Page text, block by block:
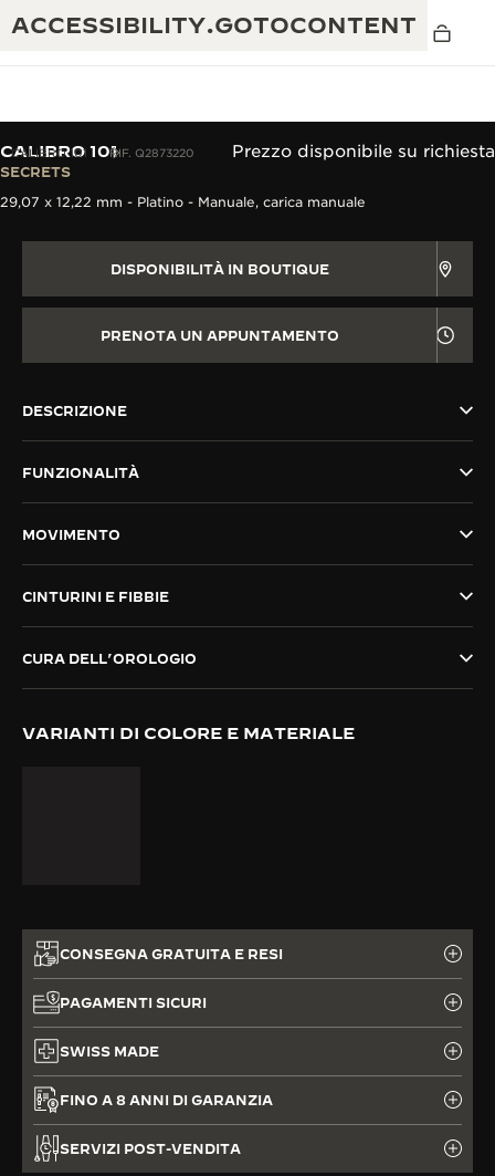
ACCESSIBILITY.GOTOCONTENT
GARANZIA JAEGER-LECOULTRE
THE GOLDEN RATIO MUSICAL SHOW
IL REVERSO 1931 CAFÉ
MOSTRA “THE PERPETUAL
REVERSO STORIES
THE SOUND MAKER
VEDERE TUTTI GLI EVENTI
CREATIVITÀ: OLTRE 430 BREVETTI
MAESTRIA: 108 MESTIERI
CALIBRO 101 RIF. Q2873220
CALIBRO 101
SECRETS
Prezzo disponibile su richiesta
29,07 x 12,22 mm - Platino - Manuale, carica manuale
DISPONIBILITÀ IN BOUTIQUE
PRENOTA UN APPUNTAMENTO
DESCRIZIONE
FUNZIONALITÀ
MOVIMENTO
CINTURINI E FIBBIE
CURA DELL’OROLOGIO
VARIANTI DI COLORE E MATERIALE
CONSEGNA GRATUITA E RESI
PAGAMENTI SICURI
SWISS MADE
FINO A 8 ANNI DI GARANZIA
SERVIZI POST-VENDITA